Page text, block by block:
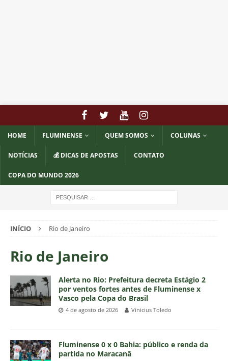
HOME FLUMINENSE QUEM SOMOS COLUNAS
NOTÍCIAS 💰 DICAS DE APOSTAS CONTATO
COPA DO MUNDO 2026
INÍCIO Rio de Janeiro
Rio de Janeiro
Alerta no Rio: Prefeitura decreta Estágio 2
por ventos fortes antes de Fluminense x
Vasco pela Copa do Brasil
4 de agosto de 2026 Vinicius Toledo
Fluminense 0 x 0 Bahia: público e renda da
partida no Maracanã